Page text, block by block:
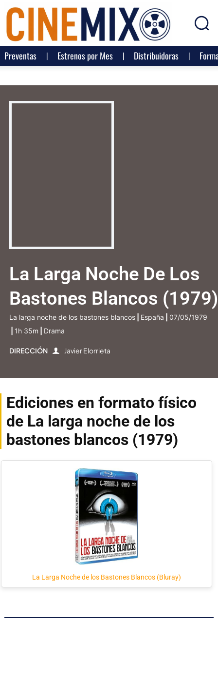
Preventas Estrenos por Mes Distribuidoras
La Larga Noche De Los
Bastones Blancos (1979)
La larga noche de los bastones blancos España
07/05/1979
1h 35m Drama
DIRECCIÓN Javier Elorrieta
Ediciones en formato físico
de La larga noche de los
bastones blancos (1979)
La Larga Noche de los Bastones Blancos (Bluray)